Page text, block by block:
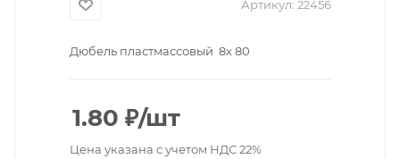
Артикул: 22456
Дюбель пластмассовый 8х 80
1.80 ₽/шт
Цена указана с учетом НДС 22%